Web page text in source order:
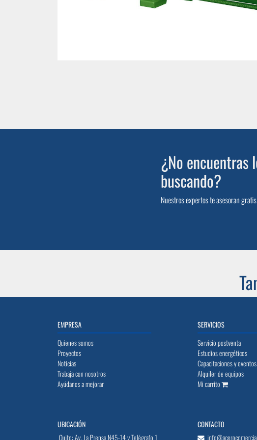
¿No encuentras
buscando?
Nuestros expertos te asesoran
EMPRESA
Quienes somos
Proyectos
Noticias
Trabaja con nosotros
Ayúdanos a mejorar
SERVICIOS
Servicio postventa
Estudios energéticos
Capacitaciones y eventos
Alquiler de equipos
Mi carrito
UBICACIÓN
Quito: Av. La Prensa N45-14 y Telégrafo 1
CONTACTO